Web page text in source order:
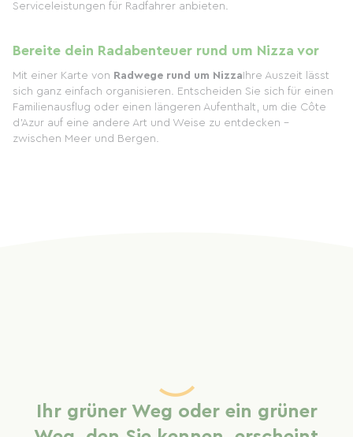
Serviceleistungen für Radfahrer anbieten.
Bereite dein Radabenteuer rund um Nizza vor
Mit einer Karte von Radwege rund um Nizza Ihre Auszeit lässt
sich ganz einfach organisieren. Entscheiden Sie sich für einen
Familienausflug oder einen längeren Aufenthalt, um die Côte
d’Azur auf eine andere Art und Weise zu entdecken –
zwischen Meer und Bergen.
Ihr grüner Weg oder ein grüner